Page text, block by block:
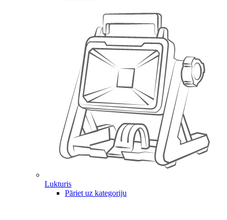
Lukturis
Pāriet uz kategoriju